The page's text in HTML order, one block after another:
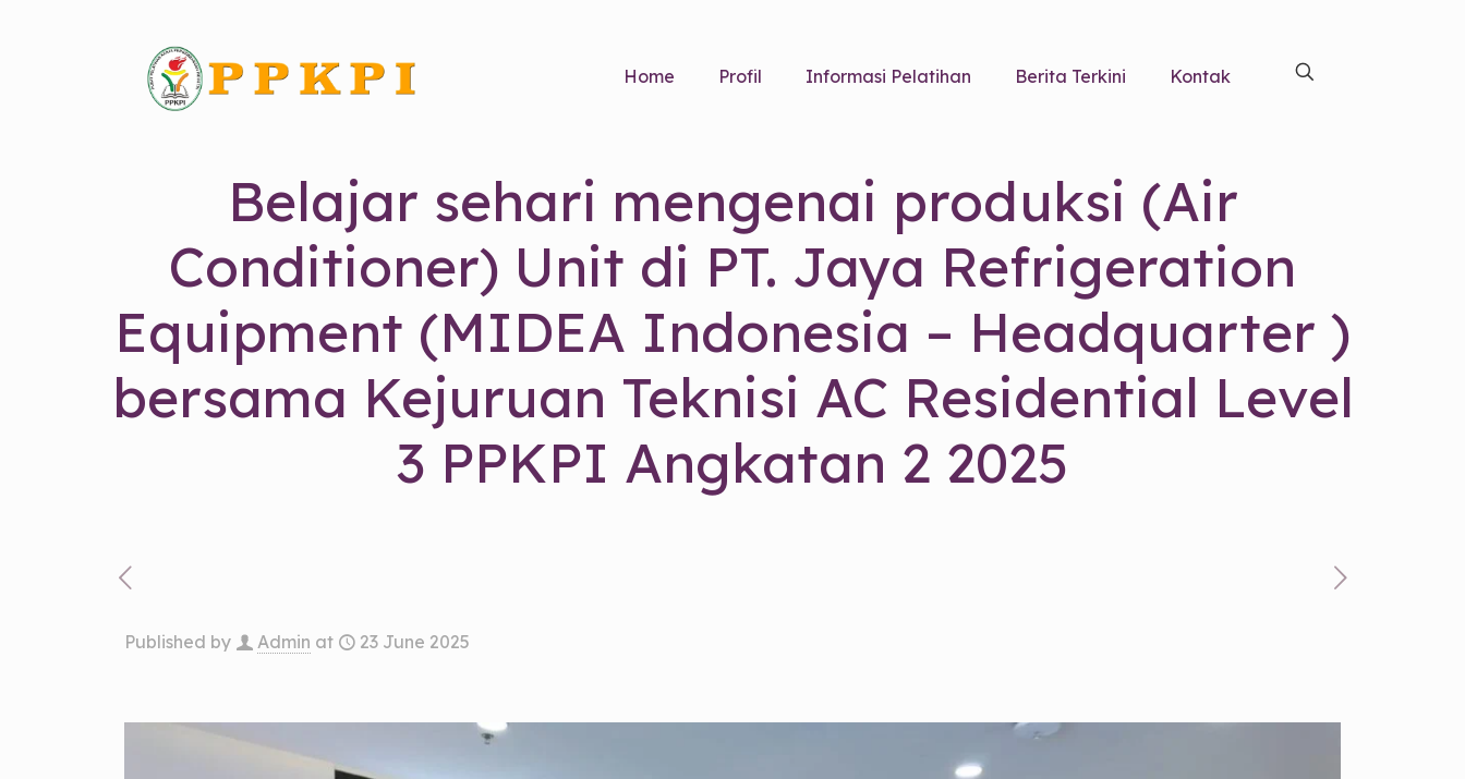
Home Profil Informasi Pelatihan Berita Terkini Kontak
Belajar sehari mengenai produksi (Air
Conditioner) Unit di PT. Jaya Refrigeration
Equipment (MIDEA Indonesia – Headquarter )
bersama Kejuruan Teknisi AC Residential Level
3 PPKPI Angkatan 2 2025
Published by Admin at 23 June 2025